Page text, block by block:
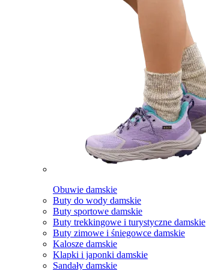
Obuwie damskie
Buty do wody damskie
Buty sportowe damskie
Buty trekkingowe i turystyczne damskie
Buty zimowe i śniegowce damskie
Kalosze damskie
Klapki i japonki damskie
Sandały damskie